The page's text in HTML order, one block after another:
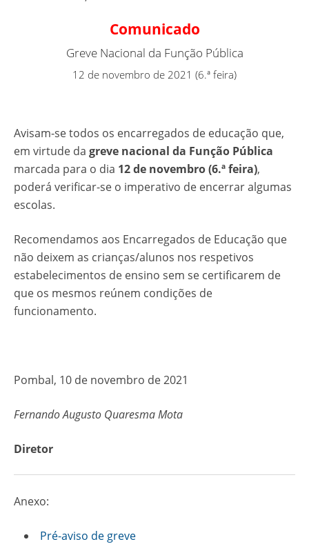
Comunicado
Greve Nacional da Função Pública
12 de novembro de 2021 (6.ª feira)
Avisam-se todos os encarregados de educação que,
em virtude da greve nacional da Função Pública
marcada para o dia 12 de novembro (6.ª feira),
poderá verificar-se o imperativo de encerrar algumas
escolas.
Recomendamos aos Encarregados de Educação que
não deixem as crianças/alunos nos respetivos
estabelecimentos de ensino sem se certificarem de
que os mesmos reúnem condições de
funcionamento.
Pombal, 10 de novembro de 2021
Fernando Augusto Quaresma Mota
Diretor
Anexo:
Pré-aviso de greve